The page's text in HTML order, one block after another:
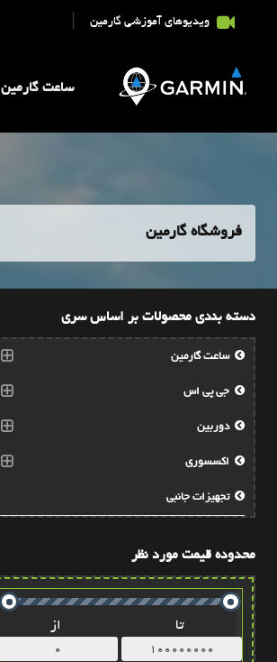
ویدیوهای آموزشی گارمین
ساعت گارمین
فروشگاه گارمین
دسته بندی محصولات بر اساس سری
ساعت گارمین
جی پی اس
دوربین
اکسسوری
تجهيزات جانبي
محدوده قیمت مورد نظر
تا از